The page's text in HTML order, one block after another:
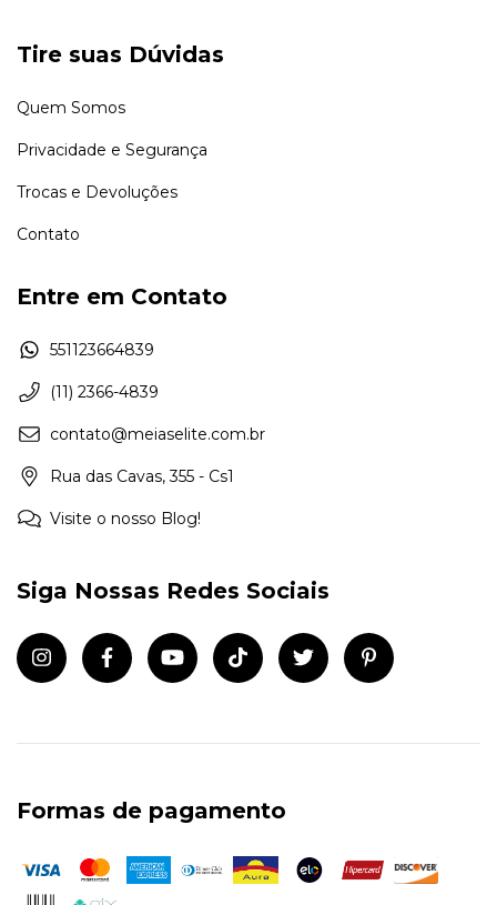
Tire suas Dúvidas
Quem Somos
Privacidade e Segurança
Trocas e Devoluções
Contato
Entre em Contato
551123664839
(11) 2366-4839
contato@meiaselite.com.br
Rua das Cavas, 355 - Cs1
Visite o nosso Blog!
Siga Nossas Redes Sociais
Formas de pagamento